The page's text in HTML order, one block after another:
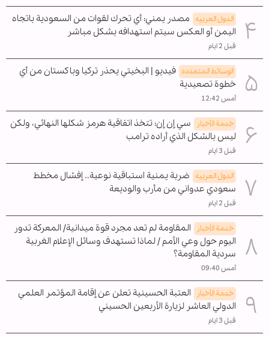
الدول العربیه مصدر يمني: أي تحرك لقوات من السعودية باتجاه
اليمن أو العكس سيتم استهدافه بشكل مباشر
قبل 2 ايام
الوسائط المتعدده فيديو | البخيتي يحذر تركيا وباكستان من أي
خطوة تصعيدية
أمس 12:42
خدمة الأخبار
سي إن إن: تتخذ اتفاقية هرمز شكلها النهائي، ولكن
ليس بالشكل الذي أراده ترامب
قبل 3 ايام
الدول العربیه ضربة يمنية استباقية نوعية.. إفشال مخطط
سعودي عدواني من مأرب والوديعة
قبل 2 ايام
خدمة الأخبار
المقاومة لم تعد مجرد قوة ميدانية/ المعركة تدور
اليوم حول وعي الأمم / لماذا تستهدف وسائل الإعلام الغربية
سردية المقاومة؟
أمس 09:40
خدمة الأخبار
العتبة الحسينية تعلن عن إقامة المؤتمر العلمي
الدولي العاشر لزيارة الأربعين الحسيني
قبل 3 ايام